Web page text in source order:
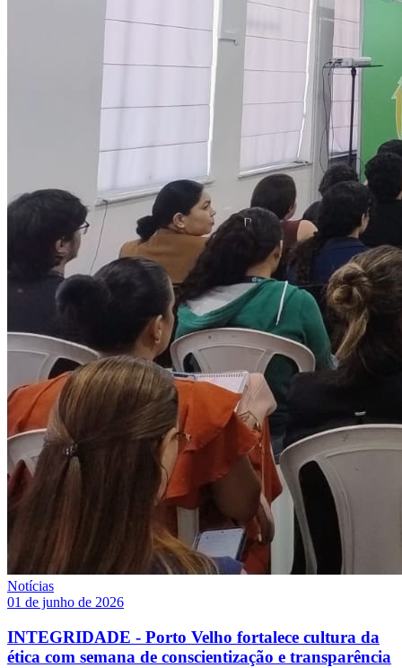
Notícias
01 de junho de 2026
INTEGRIDADE - Porto Velho fortalece cultura da
ética com semana de conscientização e transparência